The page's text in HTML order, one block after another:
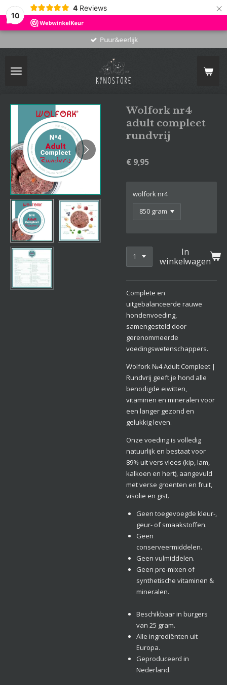
10
4 Reviews ×
Puur&eerlijk
Wolfork nr4
adult compleet
rundvrij
€ 9,95
wolfork nr4
In
winkelwagen
Complete en
uitgebalanceerde rauwe
hondenvoeding,
samengesteld door
gerenommeerde
voedingswetenschappers.
Wolfork №4Adult Compleet |
Rundvrij geeft je hond alle
benodigde eiwitten,
vitaminen en mineralen voor
een langer gezond en
gelukkig leven.
Onze voeding is volledig
natuurlijk en bestaat voor
89% uit vers vlees (kip, lam,
kalkoen en hert), aangevuld
met verse groenten en fruit,
visolie en gist.
Geen toegevoegde kleur-,
geur- of smaakstoffen.
Geen
conserveermiddelen.
Geen vulmiddelen.
Geen pre-mixen of
synthetische vitaminen &
mineralen.
Beschikbaar in burgers
van 25 gram.
Alle ingrediënten uit
Europa.
Geproduceerd in
Nederland.